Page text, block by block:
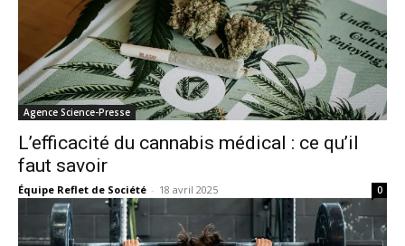
Agence Science-Presse
L’efficacité du cannabis médical : ce qu’il
faut savoir
Équipe Reflet de Société - 18 avril 2025 0